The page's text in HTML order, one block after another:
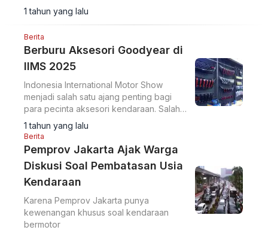
1 tahun yang lalu
Berita
Berburu Aksesori Goodyear di
IIMS 2025
Indonesia International Motor Show
menjadi salah satu ajang penting bagi
para pecinta aksesori kendaraan. Salah
satu yang baru adalah ragam produk
aftermarket dari Goodyear.
1 tahun yang lalu
Berita
Pemprov Jakarta Ajak Warga
Diskusi Soal Pembatasan Usia
Kendaraan
Karena Pemprov Jakarta punya
kewenangan khusus soal kendaraan
bermotor